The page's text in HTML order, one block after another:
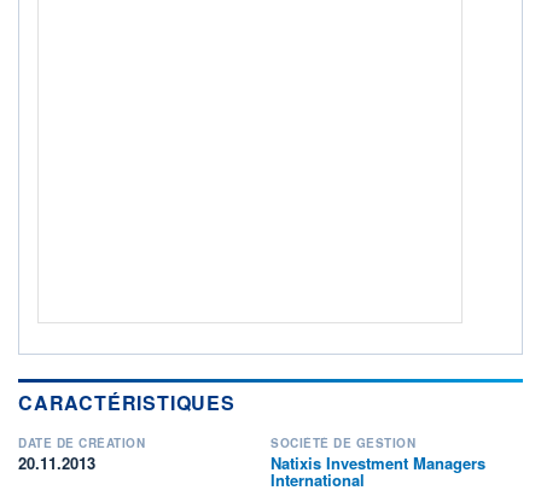
CARACTÉRISTIQUES
DATE DE CRÉATION
20.11.2013
SOCIÉTÉ DE GESTION
Natixis Investment Managers
International